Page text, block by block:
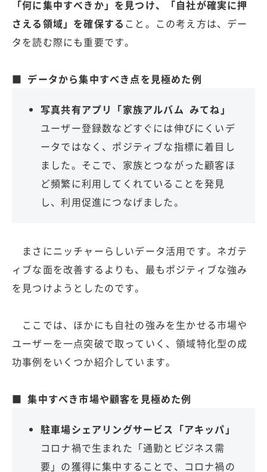
「何に集中すべきか」を見つけ、「自社が確実に押
さえる領域」を確保する こと。この考え方は、デー
タを読む際にも重要です。
■ データから集中すべき点を見極めた例
写真共有アプリ「家族アルバム みてね」
ユーザー登録数などすぐには伸びにくいデ
ータではなく、ポジティブな指標に着目し
ました。そこで、家族とつながった顧客ほ
ど頻繁に利用してくれていることを発見
し、利用促進につなげました。
まさにニッチャーらしいデータ活用です。ネガテ
ィブな面を改善するよりも、最もポジティブな強み
を見つけようとしたのです。
ここでは、ほかにも自社の強みを生かせる市場や
ユーザーを一点突破で取っていく、領域特化型の成
功事例をいくつか紹介しています。
■ 集中すべき市場や顧客を見極めた例
駐車場シェアリングサービス「アキッパ」
コロナ禍で生まれた「通勤とビジネス需
要」の獲得に集中することで、コロナ禍の